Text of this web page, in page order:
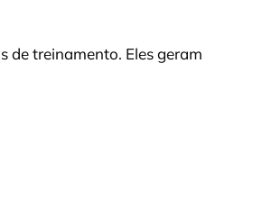
de treinamento. Eles geram